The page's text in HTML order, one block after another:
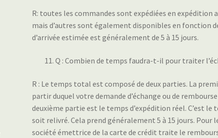
R: toutes les commandes sont expédiées en expédition
mais d’autres sont également disponibles en fonction
d’arrivée estimée est généralement de 5 à 15 jours.
Q : Combien de temps faudra-t-il pour traiter
R : Le temps total est composé de deux parties. La
partir duquel votre demande d’échange ou de
deuxième partie est le temps d’expédition réel. C’est
soit relivré. Cela prend généralement 5 à 15 jours.
société émettrice de la carte de crédit traite le